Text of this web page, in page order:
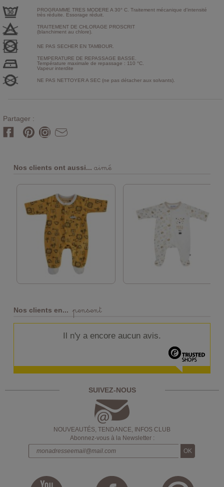
PROGRAMME TRES MODERE A 30° C. Traitement mécanique d'intensité
très réduite. Essorage réduit.
TRAITEMENT DE CHLORAGE PROSCRIT
(blanchiment au chlore).
NE PAS SECHER EN TAMBOUR.
TEMPERATURE DE REPASSAGE BASSE.
Température maximale de repassage : 110 °C.
Vapeur interdite
NE PAS NETTOYER A SEC (ne pas détacher aux solvants).
Partager :
Nos clients ont aussi... aimé
Nos clients en... pensent
Il n'y a encore aucun avis.
SUIVEZ-NOUS
NOUVEAUTÉS, TENDANCE, INFOS CLUB
Abonnez-vous à la Newsletter :